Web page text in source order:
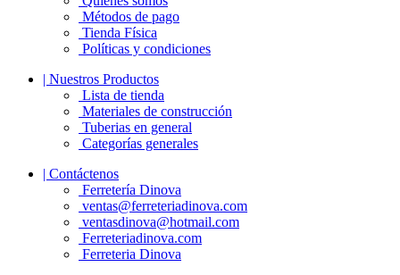
Métodos de pago
Tienda Física
Políticas y condiciones
| Nuestros Productos
Lista de tienda
Materiales de construcción
Tuberias en general
Categorías generales
| Contáctenos
Ferretería Dinova
ventas@ferreteriadinova.com
ventasdinova@hotmail.com
Ferreteriadinova.com
Ferreteria Dinova